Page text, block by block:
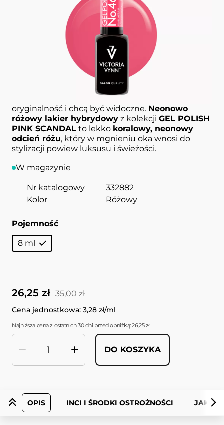
469 P!nk Affair 8 ml
GEL POLISH P!NK SCANDAL VICTORIA
to kolor dla kobiet, które
uwielbiają intrygować, stawiają na zmysłową
oryginalność i chcą być widoczne. Neonowo
różowy lakier hybrydowy z kolekcji GEL POLISH
PINK SCANDAL to lekko koralowy, neonowy
odcień różu, który w mgnieniu oka wnosi do
stylizacji powiew luksusu i świeżości.
W magazynie
Nr katalogowy
332882
Kolor
Różowy
Pojemność
8 ml
35,00 zł
26,25 zł
Cena jednostkowa: 3,28 zł/ml
Najniższa cena z ostatnich 30 dni przed obniżką: 26,25 zł
DO KOSZYKA
OPIS INCI I ŚRODKI OSTROŻNOŚCI JAK